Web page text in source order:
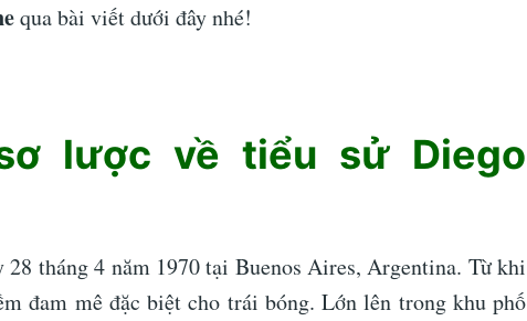
qua bài viết dưới đây nhé!
lược về tiểu sử Diego
28 tháng 4 năm 1970 tại Buenos Aires, Argentina. Từ khi
đam mê đặc biệt cho trái bóng. Lớn lên trong khu phố